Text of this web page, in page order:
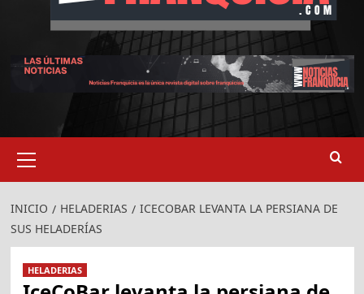
primario
INICIO HELADERIAS
ICECOBAR LEVANTA LA PERSIANA DE
SUS HELADERÍAS
HELADERIAS
924 907